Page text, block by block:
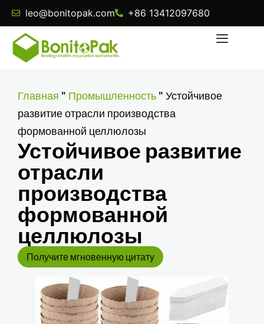
leo@bonitopak.com +86 13412097680
Главная " Промышленность " Устойчивое
развитие отрасли производства
формованной целлюлозы
Устойчивое развитие
отрасли
производства
формованной
целлюлозы
Получите мгновенную цитату